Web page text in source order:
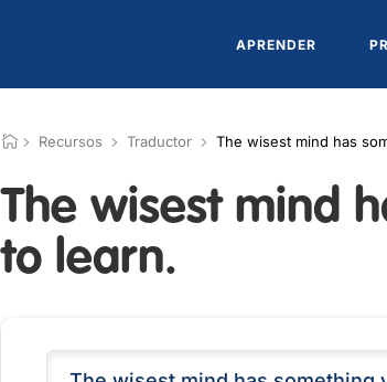
APRENDER
Recursos Traductor The wisest mind has
The wisest mind
to learn.